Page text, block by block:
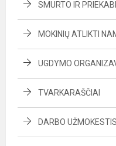
SMURTO IR
MOKINIŲ ATLIKTI
UGDYMO
TVARKARAŠČIAI
DARBO UŽMOKESTIS